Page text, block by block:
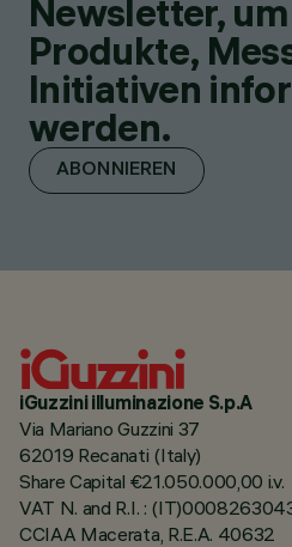
Newsletter,
Produkte,
Initiativen
werden.
ABONNIEREN
iGuzzini illuminazione S.p.A
Via Mariano Guzzini 37
62019 Recanati (Italy)
Share Capital €21.050.000,00 i.v.
VAT N. and R.I. :
CCIAA Macerata, R.E.A. 40632